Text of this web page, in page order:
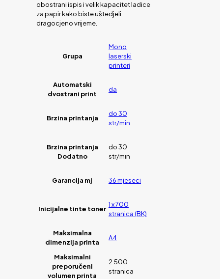
obostrani ispis i velik kapacitet ladice
za papir kako biste uštedjeli
dragocjeno vrijeme.
Grupa
Mono
laserski
printeri
Automatski
dvostrani print
da
Brzina printanja
do 30
str/min
Brzina printanja
Dodatno
do 30
str/min
Garancija mj 36 mjeseci
Inicijalne tinte toner
1 x 700
stranica (BK)
Maksimalna
dimenzija printa
A4
Maksimalni
preporučeni
volumen printa
2.500
stranica